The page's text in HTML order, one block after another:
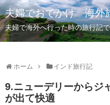
夫婦でおでかけ 海外
夫婦で海外へ行った時の旅行記
ホーム インド旅行記
9.ニューデリーからジ
が出て快適